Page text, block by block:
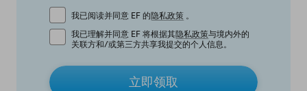
我已阅读并同意 EF 的隐私政策 。
我已理解并同意 EF 将根据其隐私政策与境内外的
关联方和/或第三方共享我提交的个人信息。
立即领取